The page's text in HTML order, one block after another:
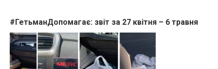
#ГетьманДопомагає: звіт за 27 квітня – 6 травня